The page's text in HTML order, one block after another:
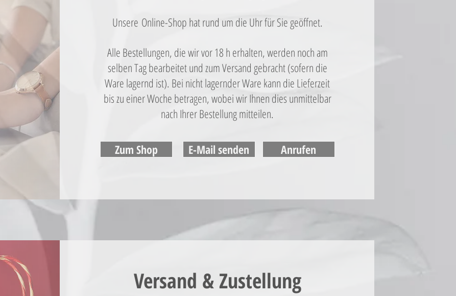
Unsere Online-Shop hat rund um die Uhr für Sie geöffnet.
Alle Bestellungen, die wir vor 18 h erhalten, werden noch am
selben Tag bearbeitet und zum Versand gebracht (sofern die
Ware lagernd ist). Bei nicht lagernder Ware kann die Lieferzeit
bis zu einer Woche betragen, wobei wir Ihnen dies unmittelbar
nach Ihrer Bestellung mitteilen.
Zum Shop E-Mail senden Anrufen
Versand & Zustellung